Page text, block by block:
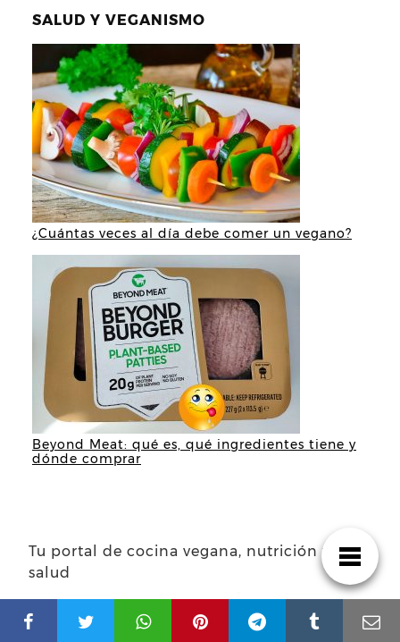
SALUD Y VEGANISMO
¿Cuántas veces al día debe comer un vegano?
Beyond Meat: qué es, qué ingredientes tiene y
dónde comprar
Tu portal de cocina vegana, nutrición y
salud